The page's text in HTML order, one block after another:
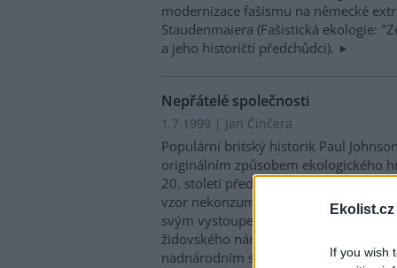
Ekolist.cz
If you wish
modernizace fašismu na německé
Staudenmaiera (Fašistická ekologie:
a jeho historičtí předchůdci).
Nepřátelé společnosti
1.7.1999 | Jan Činčera
Populární britský historik Paul
originálním způsobem ekologického
20. století představil Gándího (pro
vzor nekonzumnosti a tolerance)
svým vystoupením způsobil
židovského národa zase odvozuje
nadnárodním společnostem od